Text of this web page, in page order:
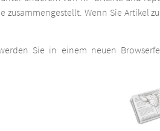
zusammengestellt. Wenn Sie Artikel
Sie in einem neuen